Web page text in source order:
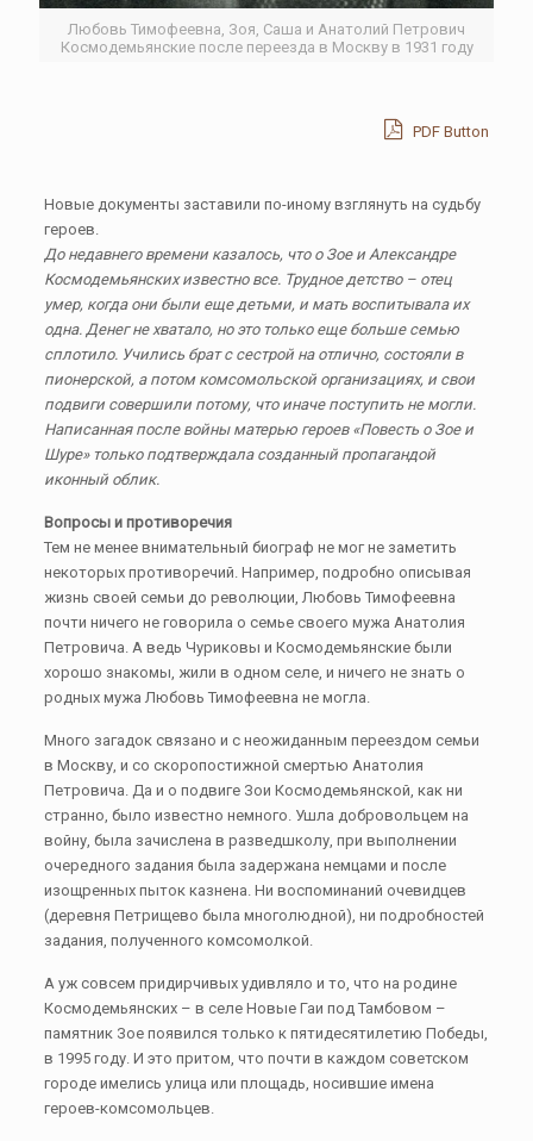
Любовь Тимофеевна, Зоя, Саша и Анатолий Петрович
Космодемьянские после переезда в Москву в 1931 году
PDF Button
Новые документы заставили по-иному взглянуть на судьбу
героев.
До недавнего времени казалось, что о Зое и Александре
Космодемьянских известно все. Трудное детство – отец
умер, когда они были еще детьми, и мать воспитывала их
одна. Денег не хватало, но это только еще больше семью
сплотило. Учились брат с сестрой на отлично, состояли в
пионерской, а потом комсомольской организациях, и свои
подвиги совершили потому, что иначе поступить не могли.
Написанная после войны матерью героев «Повесть о Зое и
Шуре» только подтверждала созданный пропагандой
иконный облик.
Вопросы и противоречия
Тем не менее внимательный биограф не мог не заметить
некоторых противоречий. Например, подробно описывая
жизнь своей семьи до революции, Любовь Тимофеевна
почти ничего не говорила о семье своего мужа Анатолия
Петровича. А ведь Чуриковы и Космодемьянские были
хорошо знакомы, жили в одном селе, и ничего не знать о
родных мужа Любовь Тимофеевна не могла.
Много загадок связано и с неожиданным переездом семьи
в Москву, и со скоропостижной смертью Анатолия
Петровича. Да и о подвиге Зои Космодемьянской, как ни
странно, было известно немного. Ушла добровольцем на
войну, была зачислена в разведшколу, при выполнении
очередного задания была задержана немцами и после
изощренных пыток казнена. Ни воспоминаний очевидцев
(деревня Петрищево была многолюдной), ни подробностей
задания, полученного комсомолкой.
А уж совсем придирчивых удивляло и то, что на родине
Космодемьянских – в селе Новые Гаи под Тамбовом –
памятник Зое появился только к пятидесятилетию Победы,
в 1995 году. И это притом, что почти в каждом советском
городе имелись улица или площадь, носившие имена
героев-комсомольцев.